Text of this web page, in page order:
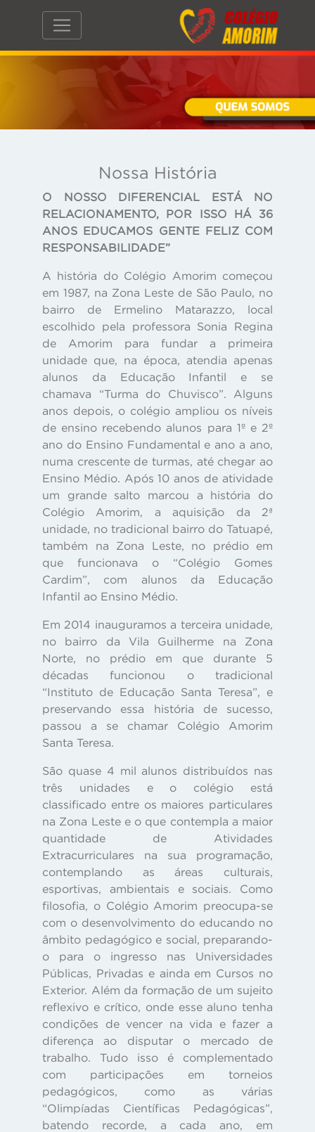
Nossa História
O NOSSO DIFERENCIAL ESTÁ NO
RELACIONAMENTO, POR ISSO HÁ 36
ANOS EDUCAMOS GENTE FELIZ COM
RESPONSABILIDADE”
A história do Colégio Amorim começou
em 1987, na Zona Leste de São Paulo, no
bairro de Ermelino Matarazzo, local
escolhido pela professora Sonia Regina
de Amorim para fundar a primeira
unidade que, na época, atendia apenas
alunos da Educação Infantil e se
chamava “Turma do Chuvisco”. Alguns
anos depois, o colégio ampliou os níveis
de ensino recebendo alunos para 1º e 2º
ano do Ensino Fundamental e ano a ano,
numa crescente de turmas, até chegar ao
Ensino Médio. Após 10 anos de atividade
um grande salto marcou a história do
Colégio Amorim, a aquisição da 2ª
unidade, no tradicional bairro do Tatuapé,
também na Zona Leste, no prédio em
que funcionava o “Colégio Gomes
Cardim”, com alunos da Educação
Infantil ao Ensino Médio.
Em 2014 inauguramos a terceira unidade,
no bairro da Vila Guilherme na Zona
Norte, no prédio em que durante 5
décadas funcionou o tradicional
“Instituto de Educação Santa Teresa”, e
preservando essa história de sucesso,
passou a se chamar Colégio Amorim
Santa Teresa.
São quase 4 mil alunos distribuídos nas
três unidades e o colégio está
classificado entre os maiores particulares
na Zona Leste e o que contempla a maior
quantidade de Atividades
Extracurriculares na sua programação,
contemplando as áreas culturais,
esportivas, ambientais e sociais. Como
filosofia, o Colégio Amorim preocupa-se
com o desenvolvimento do educando no
âmbito pedagógico e social, preparando-
o para o ingresso nas Universidades
Públicas, Privadas e ainda em Cursos no
Exterior. Além da formação de um sujeito
reflexivo e crítico, onde esse aluno tenha
condições de vencer na vida e fazer a
diferença ao disputar o mercado de
trabalho. Tudo isso é complementado
com participações em torneios
pedagógicos, como as várias
“Olimpíadas Científicas Pedagógicas”,
batendo recorde, a cada ano, em